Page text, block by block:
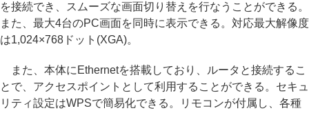
を接続でき、スムーズな画面切り替えを行なうことができる。
また、最大4台のPC画面を同時に表示できる。対応最大解像度
は1,024×768ドット(XGA)。
また、本体にEthernetを搭載しており、ルータと接続するこ
とで、アクセスポイントとして利用することができる。セキュ
リティ設定はWPSで簡易化できる。リモコンが付属し、各種